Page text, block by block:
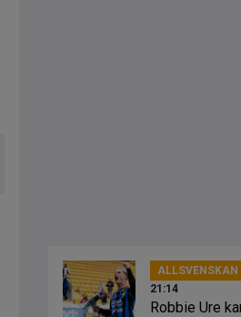
ALLSVENSKAN
21:14
Robbie Ure